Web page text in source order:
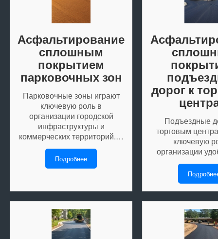
Асфальтирование
сплошным
покрытием
парковочных зон
Парковочные зоны играют
ключевую роль в
организации городской
инфраструктуры и
коммерческих территорий.…
Подробнее
дорог к
Подъездные
торговым
ключевую
организации